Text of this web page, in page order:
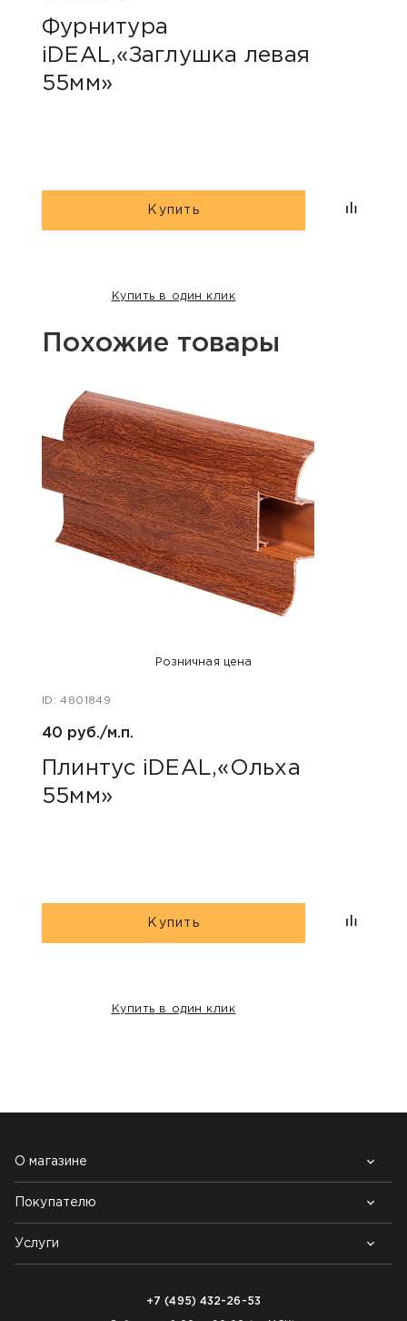
Фурнитура
iDEAL,«Заглушка левая
55мм»
Купить
Купить в один клик
Похожие товары
Розничная цена
ID: 4801849
40 руб./м.п.
Плинтус iDEAL,«Ольха
55мм»
Купить
Купить в один клик
О магазине
Почему выбирают нас
Контакты
Блог
Покупателю
Возврат товара
Как заказать
Услуги
+7 (495) 432-26-53